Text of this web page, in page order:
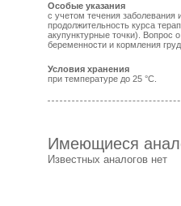
Особые указания
с учетом течения заболевания
продолжительность курса
акупунктурные точки). Вопрос
беременности и кормления
Условия хранения
при температуре до 25 °С.
Имеющиеся
Известных аналогов нет